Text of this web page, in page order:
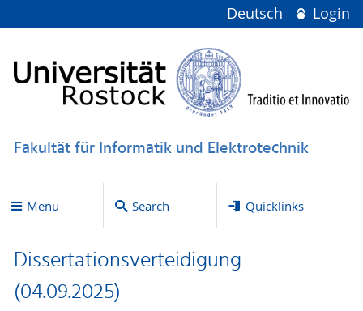
Deutsch Login
Fakultät für Informatik und Elektrotechnik
Menu Search Quicklinks
Dissertationsverteidigung
(04.09.2025)